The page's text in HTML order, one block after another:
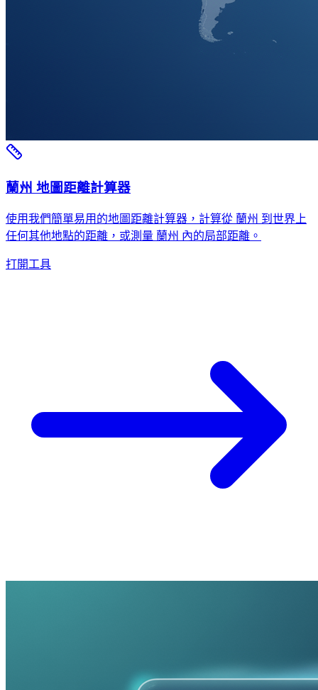
蘭州 地圖距離計算器
使用我們簡單易用的地圖距離計算器，計算從 蘭州 到世界上
任何其他地點的距離，或測量 蘭州 內的局部距離。
打開工具